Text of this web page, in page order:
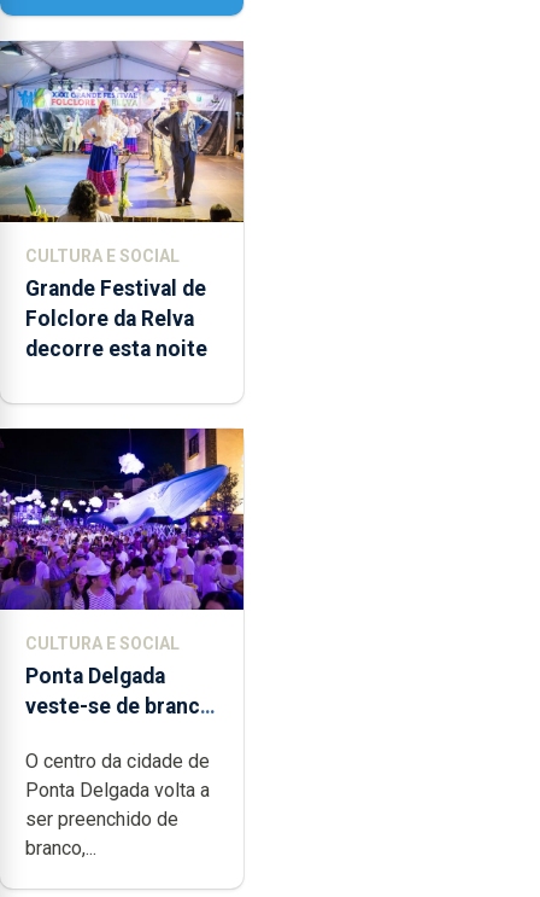
difícil é produzir
uma música”
CULTURA E SOCIAL
Grande Festival de
Folclore da Relva
decorre esta noite
CULTURA E SOCIAL
Ponta Delgada
veste-se de branco
O centro da cidade de
Ponta Delgada volta a
ser preenchido de
branco,...